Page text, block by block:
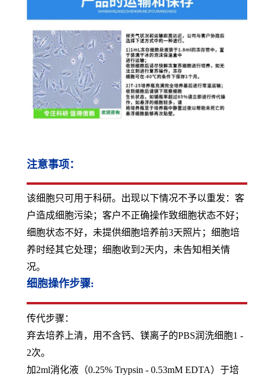
注意事项：
该细胞只可用于科研。出现以下情况不予以重发：客
户造成细胞污染；客户不正确操作致细胞状态不好；
细胞状态不好，未提供细胞培养前3天照片；细胞培
养时经其它处理；细胞收到2天内，未告知相关情
况。
细胞操作步骤:
传代步骤：
弃去培养上清，用不含钙、镁离子的PBS润洗细胞1 -
2次。
加2ml消化液（0.25% Trypsin - 0.53mM EDTA）于培